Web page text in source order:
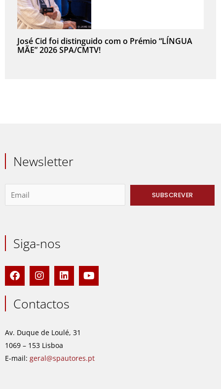
José Cid foi distinguido com o Prémio “LÍNGUA
MÃE” 2026 SPA/CMTV!
Newsletter
Siga-nos
F
a
c
e
b
o
k
I
n
s
t
a
r
a
m
L
i
n
k
e
i
n
Y
o
u
Contactos
Av. Duque de Loulé, 31
1069 – 153 Lisboa
E-mail: geral@spautores.pt